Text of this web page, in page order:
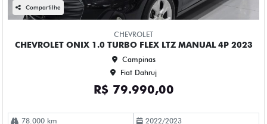
Campinas
Fiat Dahruj
R$ 73.990,00
2019/2020
Mais informações